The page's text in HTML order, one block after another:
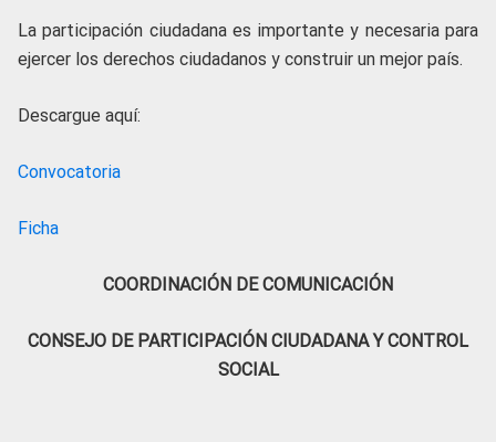
La participación ciudadana es importante y necesaria para
ejercer los derechos ciudadanos y construir un mejor país.
Descargue aquí:
Convocatoria
Ficha
COORDINACIÓN DE COMUNICACIÓN
CONSEJO DE PARTICIPACIÓN CIUDADANA Y CONTROL
SOCIAL